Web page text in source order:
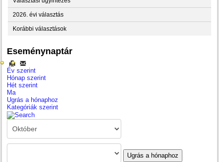
2026. évi választás
Korábbi választások
Eseménynaptár
Év szerint
Hónap szerint
Hét szerint
Ma
Ugrás a hónaphoz
Kategóriák szerint
Ugrás a hónaphoz